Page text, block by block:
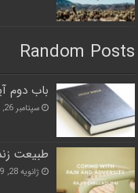
Random Posts
باب دوم
سپتامبر 26, 2015
طبیعت
ژانویه 28, 2019